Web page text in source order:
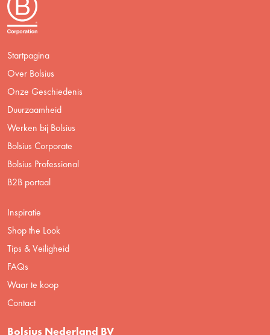
Startpagina
Over Bolsius
Onze Geschiedenis
Duurzaamheid
Werken bij Bolsius
Bolsius Corporate
Bolsius Professional
B2B portaal
Inspiratie
Shop the Look
Tips & Veiligheid
FAQs
Waar te koop
Contact
Bolsius Nederland BV